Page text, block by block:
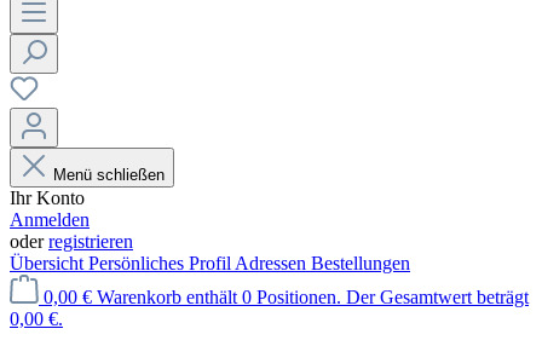
Menü schließen
Ihr Konto
Anmelden
oderregistrieren
Übersicht Persönliches Profil Adressen Bestellungen
0,00 € Warenkorb enthält 0 Positionen. Der Gesamtwert beträgt
0,00 €.